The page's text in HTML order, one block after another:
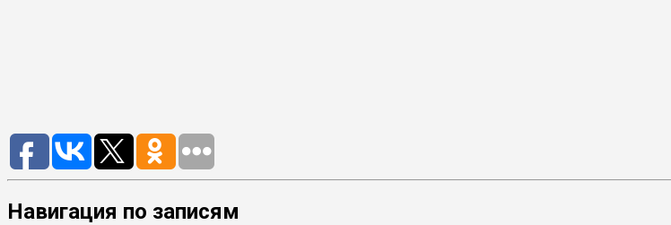
Навигация по записям